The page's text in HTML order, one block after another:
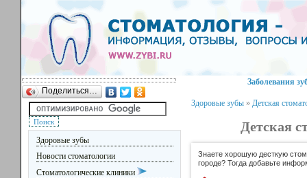
Поделиться…
Здоровые зубы
Новости стоматологии
Стоматологические клиники
Заболевания
Здоровые зубы » Детская
Детская
Знаете хорошую десткую
городе? Тогда добавьте